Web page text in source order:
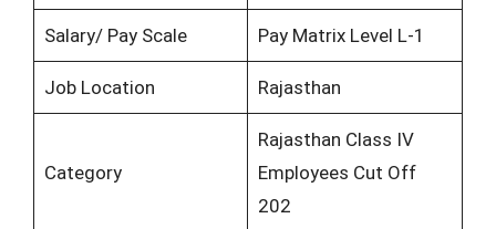
Salary/ Pay Scale Pay Matrix Level L-1
Job Location Rajasthan
Category
Rajasthan Class IV
Employees Cut Off
202